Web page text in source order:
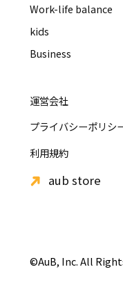
Work-life balance
kids
Business
運営会社
プライバシーポリシ
利用規約
aub store
©AuB, Inc. All